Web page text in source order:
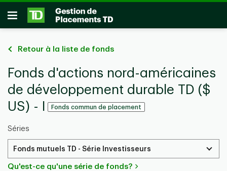
Passer au contenu principal
Ouvrir
Retour à la liste de fonds
Fonds d'actions nord-américaines
de développement durable TD ($
US) - I
Fonds commun de placement
Séries
Fonds mutuels TD - Série Investisseurs
Qu'est-ce qu'une série de fonds?